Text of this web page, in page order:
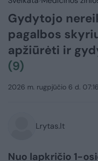
Gydytojo
pagalbos
apžiūrėti ir
(9)
2026 m. rugpjūčio 6 d. 07:16
Lrytas.lt
Nuo lapkričio 1-